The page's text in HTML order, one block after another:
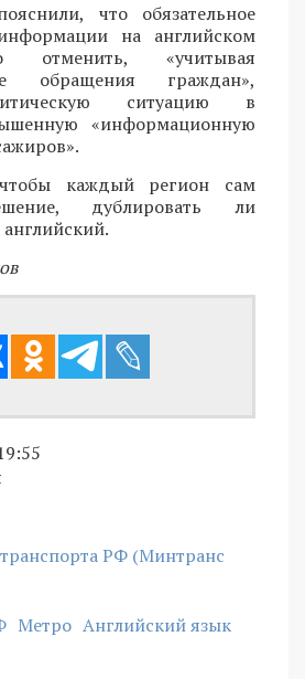
что обязательное
на английском
отменить, «учитывая
обращения граждан»,
ситуацию в
«информационную
чтобы каждый регион сам
дублировать ли
РФ (Минтранс
Метро Английский язык